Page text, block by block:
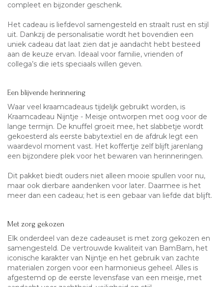
compleet en bijzonder geschenk.
Het cadeau is liefdevol samengesteld en straalt rust en stijl
uit. Dankzij de personalisatie wordt het bovendien een
uniek cadeau dat laat zien dat je aandacht hebt besteed
aan de keuze ervan. Ideaal voor familie, vrienden of
collega’s die iets speciaals willen geven.
Een blijvende herinnering
Waar veel kraamcadeaus tijdelijk gebruikt worden, is
Kraamcadeau Nijntje - Meisje ontworpen met oog voor de
lange termijn. De knuffel groeit mee, het slabbetje wordt
gekoesterd als eerste babytextiel en de afdruk legt een
waardevol moment vast. Het koffertje zelf blijft jarenlang
een bijzondere plek voor het bewaren van herinneringen.
Dit pakket biedt ouders niet alleen mooie spullen voor nu,
maar ook dierbare aandenken voor later. Daarmee is het
meer dan een cadeau; het is een gebaar van liefde dat blijft.
Met zorg gekozen
Elk onderdeel van deze cadeauset is met zorg gekozen en
samengesteld. De vertrouwde kwaliteit van BamBam, het
iconische karakter van Nijntje en het gebruik van zachte
materialen zorgen voor een harmonieus geheel. Alles is
afgestemd op de eerste levensfase van een meisje, met